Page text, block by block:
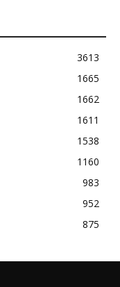
3613
1665
1662
1611
1538
1160
983
952
875